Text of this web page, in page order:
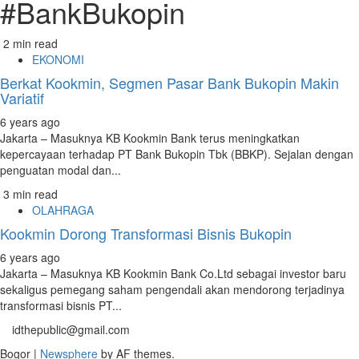
#BankBukopin
2 min read
EKONOMI
Berkat Kookmin, Segmen Pasar Bank Bukopin Makin
Variatif
6 years ago
Jakarta – Masuknya KB Kookmin Bank terus meningkatkan
kepercayaan terhadap PT Bank Bukopin Tbk (BBKP). Sejalan dengan
penguatan modal dan...
3 min read
OLAHRAGA
Kookmin Dorong Transformasi Bisnis Bukopin
6 years ago
Jakarta – Masuknya KB Kookmin Bank Co.Ltd sebagai investor baru
sekaligus pemegang saham pengendali akan mendorong terjadinya
transformasi bisnis PT...
idthepublic@gmail.com
Bogor | Newsphere by AF themes.